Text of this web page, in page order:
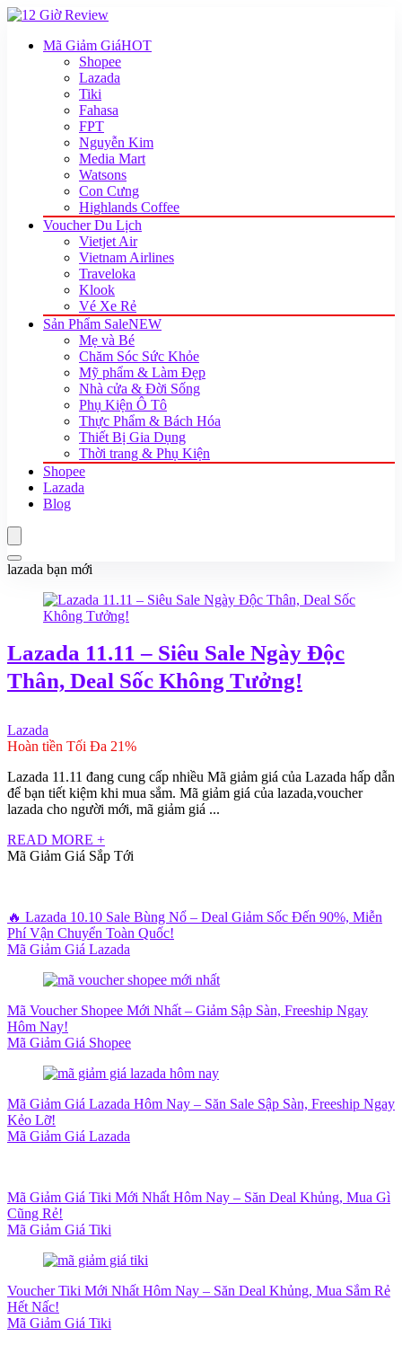
Mã Giảm GiáHOT
Shopee
Lazada
Tiki
Fahasa
FPT
Nguyễn Kim
Media Mart
Watsons
Con Cưng
Highlands Coffee
Voucher Du Lịch
Vietjet Air
Vietnam Airlines
Traveloka
Klook
Vé Xe Rẻ
Sản Phẩm SaleNEW
Mẹ và Bé
Chăm Sóc Sức Khỏe
Mỹ phẩm & Làm Đẹp
Nhà cửa & Đời Sống
Phụ Kiện Ô Tô
Thực Phẩm & Bách Hóa
Thiết Bị Gia Dụng
Thời trang & Phụ Kiện
Shopee
Lazada
Blog
lazada bạn mới
Lazada 11.11 – Siêu Sale Ngày Độc
Thân, Deal Sốc Không Tưởng!
Lazada
Hoàn tiền Tối Đa 21%
Lazada 11.11 đang cung cấp nhiều Mã giảm giá của Lazada hấp dẫn
để bạn tiết kiệm khi mua sắm. Mã giảm giá của lazada,voucher
lazada cho người mới, mã giảm giá ...
READ MORE +
Mã Giảm Giá Sắp Tới
🔥 Lazada 10.10 Sale Bùng Nổ – Deal Giảm Sốc Đến 90%, Miễn
Phí Vận Chuyển Toàn Quốc!
Mã Giảm Giá Lazada
Mã Voucher Shopee Mới Nhất – Giảm Sập Sàn, Freeship Ngay
Hôm Nay!
Mã Giảm Giá Shopee
Mã Giảm Giá Lazada Hôm Nay – Săn Sale Sập Sàn, Freeship Ngay
Kẻo Lỡ!
Mã Giảm Giá Lazada
Mã Giảm Giá Tiki Mới Nhất Hôm Nay – Săn Deal Khủng, Mua Gì
Cũng Rẻ!
Mã Giảm Giá Tiki
Voucher Tiki Mới Nhất Hôm Nay – Săn Deal Khủng, Mua Sắm Rẻ
Hết Nấc!
Mã Giảm Giá Tiki